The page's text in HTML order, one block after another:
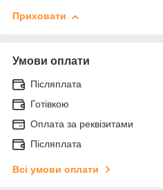
Приховати
Умови оплати
Післяплата
Готівкою
Оплата за реквізитами
Післяплата
Всі умови оплати